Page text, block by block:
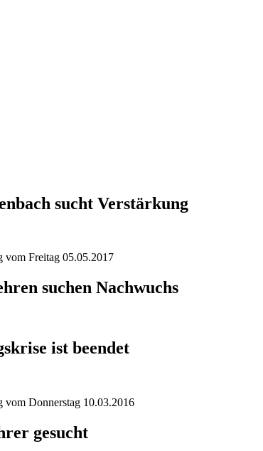
sucht Verstärkung
vom Freitag 05.05.2017
suchen Nachwuchs
ist beendet
vom Donnerstag 10.03.2016
gesucht